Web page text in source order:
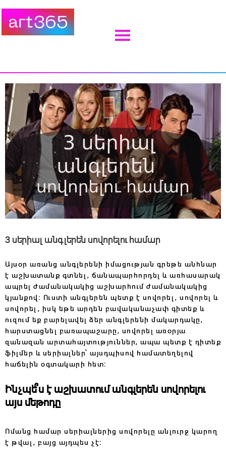
3 սերիալ անգլերեն սովորելու համար
Այսօր առանց անգլերենի իմացության գրեթե անհնար
է աշխատանք գտնել, ճանապարհորդել և առհասարակ
ապրել ժամանակակից աշխարհում ժամանակակից
կյանքով։ Ուստի անգլերեն պետք է սովորել, սովորել և
սովորել, իսկ եթե արդեն բավականաչափ գիտեք և
ուզում եք բարելավել ձեր անգլերենի մակարդակը,
հարստացնել բառապաշարը, սովորել առօրյա
զանազան արտահայտություններ, ապա պետք է դիտեք
ֆիլմեր և սերիալներ՝ այսդպիսով համատեղելով
հաճելին օգտակարի հետ։
Ինչպե՞ս է աշխատում անգլերեն սովորելու
այս մեթոդը
Ոմանց համար սերիալներից սովորելը անլուրջ կարող
է թվալ, բայց այդպես չէ։